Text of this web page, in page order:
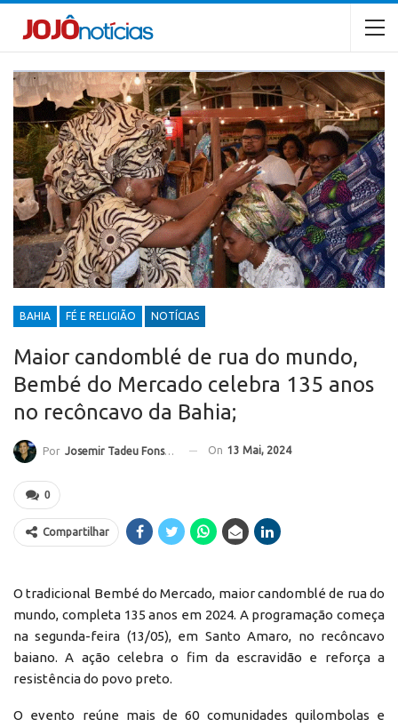
BAHIA FÉ E RELIGIÃO NOTÍCIAS
Maior candomblé de rua do mundo,
Bembé do Mercado celebra 135 anos
no recôncavo da Bahia;
Por Josemir Tadeu Fonseca On 13 Mai, 2024
0
Compartilhar
O tradicional Bembé do Mercado, maior candomblé de rua do
mundo, completa 135 anos em 2024. A programação começa
na segunda-feira (13/05), em Santo Amaro, no recôncavo
baiano. A ação celebra o fim da escravidão e reforça a
resistência do povo preto.
O evento reúne mais de 60 comunidades quilombolas e